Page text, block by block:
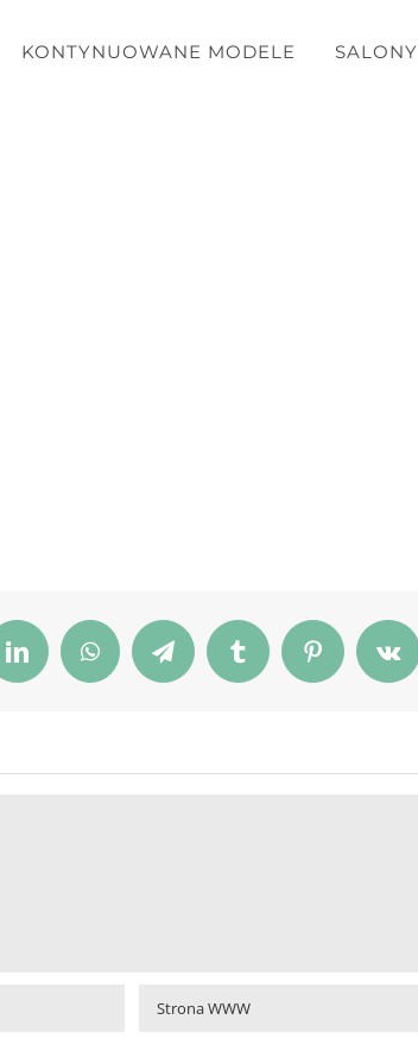
KONTYNUOWANE MODELE SALONY
LinkedInWhatsAppTelegramTumblr PinterestVk